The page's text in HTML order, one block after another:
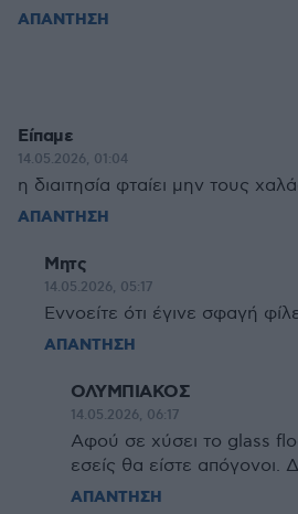
ΑΠΑΝΤΗΣΗ
Είπαμε
14.05.2026, 01:04
η διαιτησία φταίει μην τους
ΑΠΑΝΤΗΣΗ
Μητς
14.05.2026, 05:17
Εννοείτε ότι έγινε σφαγή
ΑΠΑΝΤΗΣΗ
ΟΛΥΜΠΙΑΚΟΣ
14.05.2026, 06:17
Αφού σε χύσει το glass
εσείς θα είστε απόγονοι.
ΑΠΑΝΤΗΣΗ